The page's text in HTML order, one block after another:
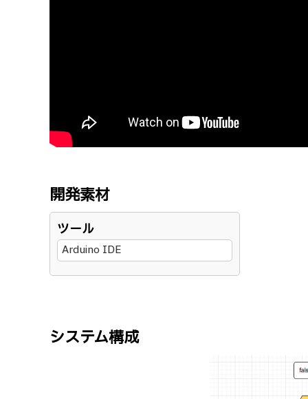
開発素材
ツール
Arduino IDE
システム構成